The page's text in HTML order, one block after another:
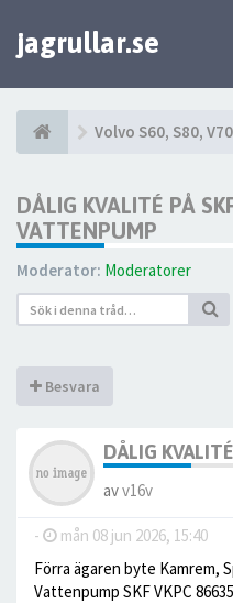
jagrullar.se
Volvo S60, S80, V70N
DÅLIG KVALITÉ PÅ
VATTENPUMP
Moderator: Moderatorer
Besvara
DÅLIG
avv16v
- mån 08 jun 2026, 15:40
Förra ägaren byte Kamrem,
Vattenpump SKF VKPC